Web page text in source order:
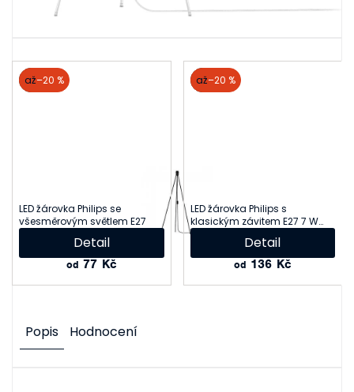
Související produkty
akce
až–20 %
LED žárovka Philips se
všesměrovým světlem E27
od 77 Kč
Detail
akce
až–20 %
LED žárovka Philips s
klasickým závitem E27 7 W
nebo 13 W
od 136 Kč
Detail
Popis Hodnocení